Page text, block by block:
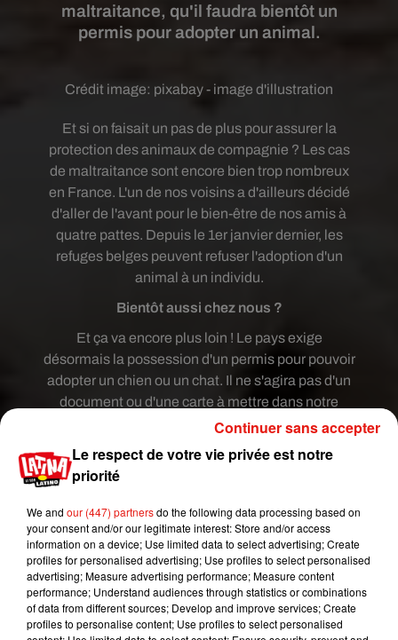
maltraitance, qu'il faudra bientôt un
permis pour adopter un animal.
Crédit image: pixabay - image d'illustration
Et si on faisait un pas de plus pour assurer la
protection des animaux de compagnie ? Les cas
de maltraitance sont encore bien trop nombreux
en France. L'un de nos voisins a d'ailleurs décidé
d'aller de l'avant pour le bien-être de nos amis à
quatre pattes. Depuis le 1er janvier dernier, les
refuges belges peuvent refuser l'adoption d'un
animal à un individu.
Bientôt aussi chez nous ?
Et ça va encore plus loin ! Le pays exige
désormais la possession d'un permis pour pouvoir
adopter un chien ou un chat. Il ne s'agira pas d'un
document ou d'une carte à mettre dans notre
portefeuille, mais d'un permis immatériel. Toutes
un animal de compagnie seront en fait fichées
systématiquement consultée par les refuges
avant toute adoption. En Belgique, les sanctions
sont d'ailleurs plus strictes qu'en France à
l'encontre des individus coupables de violences
ou de maltraitances envers des animaux : jusqu'à
15 ans de prison et 10 millions d'euros d'amende.
Le respect de votre vie privée est notre
priorité
We and our (447) partnersdo the following data processing based on
your consent and/or our legitimate interest: Store and/or access
information on a device; Use limited data to select advertising; Create
profiles for personalised advertising; Use profiles to select personalised
advertising; Measure advertising performance; Measure content
performance; Understand audiences through statistics or combinations
of data from different sources; Develop and improve services; Create
profiles to personalise content; Use profiles to select personalised
Continuer sans accepter